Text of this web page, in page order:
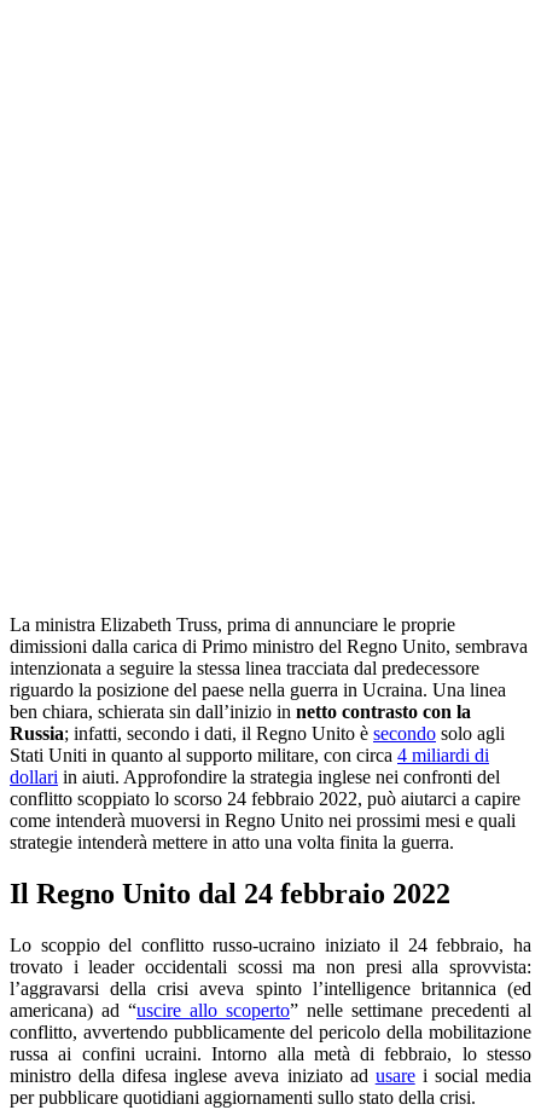
La ministra Elizabeth Truss, prima di annunciare le proprie
dimissioni dalla carica di Primo ministro del Regno Unito, sembrava
intenzionata a seguire la stessa linea tracciata dal predecessore
riguardo la posizione del paese nella guerra in Ucraina. Una linea
ben chiara, schierata sin dall’inizio in netto contrasto con la
Russia; infatti, secondo i dati, il Regno Unito è secondo solo agli
Stati Uniti in quanto al supporto militare, con circa 4 miliardi di
dollari in aiuti. Approfondire la strategia inglese nei confronti del
conflitto scoppiato lo scorso 24 febbraio 2022, può aiutarci a capire
come intenderà muoversi in Regno Unito nei prossimi mesi e quali
strategie intenderà mettere in atto una volta finita la guerra.
Il Regno Unito dal 24 febbraio 2022
Lo scoppio del conflitto russo-ucraino iniziato il 24 febbraio, ha
trovato i leader occidentali scossi ma non presi alla sprovvista:
l’aggravarsi della crisi aveva spinto l’intelligence britannica (ed
americana) ad “uscire allo scoperto” nelle settimane precedenti al
conflitto, avvertendo pubblicamente del pericolo della mobilitazione
russa ai confini ucraini. Intorno alla metà di febbraio, lo stesso
ministro della difesa inglese aveva iniziato ad usarei social media
per pubblicare quotidiani aggiornamenti sullo stato della crisi.